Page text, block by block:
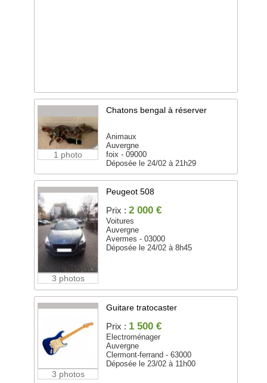
1 photo
Chatons bengal à réserver
Animaux
Auvergne
foix - 09000
Déposée le 24/02 à 21h29
3 photos
Peugeot 508
Prix : 2 000 €
Voitures
Auvergne
Avermes - 03000
Déposée le 24/02 à 8h45
3 photos
Guitare tratocaster
Prix : 1 500 €
Electroménager
Auvergne
Clermont-ferrand - 63000
Déposée le 23/02 à 11h00